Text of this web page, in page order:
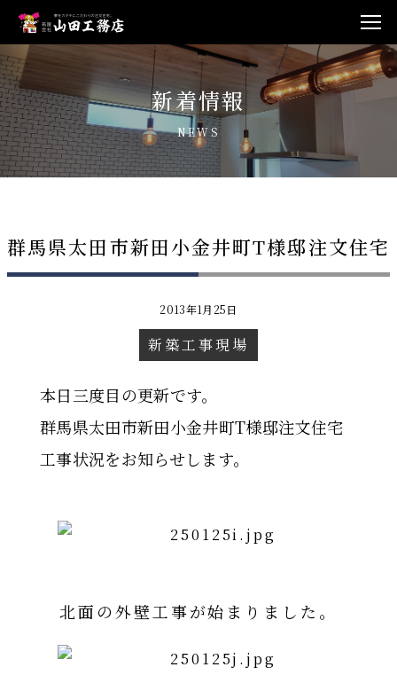
新着情報
NEWS
群馬県太田市新田小金井町T様邸注文住宅
2013年1月25日
新築工事現場
本日三度目の更新です。
群馬県太田市新田小金井町T様邸注文住宅
工事状況をお知らせします。
北面の外壁工事が始まりました。